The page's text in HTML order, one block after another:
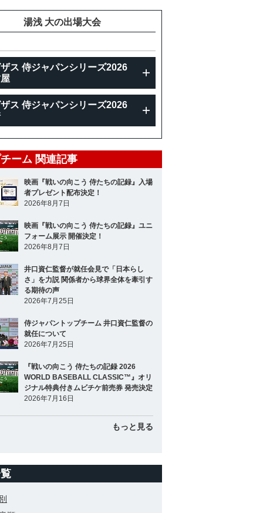
湯浅 大の出場大会
ス 侍ジャパンシリーズ2026
ス 侍ジャパンシリーズ2026
ーム 関連記事
映画『戦いの向こう 侍たちの記録』入場
者プレゼント配布決定！
2026年8月7日
映画『戦いの向こう 侍たちの記録』ユニ
フォーム展示 開催決定！
2026年8月7日
井口資仁監督が就任会見で「日本らし
さ」を力説 関係者から球界全体を牽引す
る期待の声
2026年7月25日
侍ジャパントップチーム 井口資仁監督の
就任について
2026年7月25日
『戦いの向こう 侍たちの記録 2026
WORLD BASEBALL CLASSIC™』オリ
ジナル特典付きムビチケ前売券 発売決定
2026年7月16日
もっと見る